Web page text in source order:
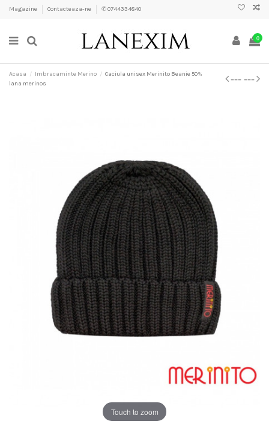
Magazine Contacteaza-ne ✆ 0744334840
0
Acasa Imbracaminte Merino
Caciula unisex Merinito Beanie 50%
lana merinos
Touch to zoom